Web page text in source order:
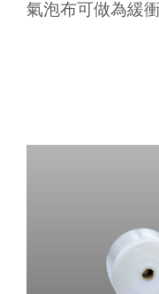
氣泡布可做為緩